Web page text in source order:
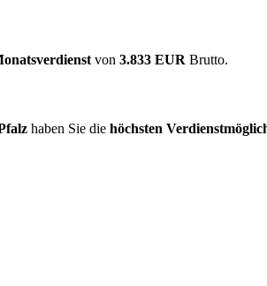
von 3.833 EUR Brutto.
haben Sie die höchsten